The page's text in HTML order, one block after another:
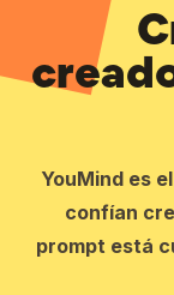
YouMind es
confían
prompt está